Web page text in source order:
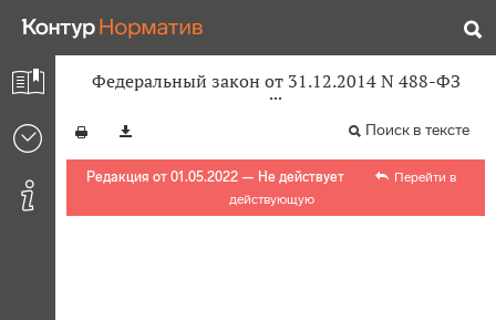
Федеральный закон от 31.12.2014 N 488-ФЗ
Поиск в тексте
Редакция от 01.05.2022 — Не действует
Перейти в
действующую